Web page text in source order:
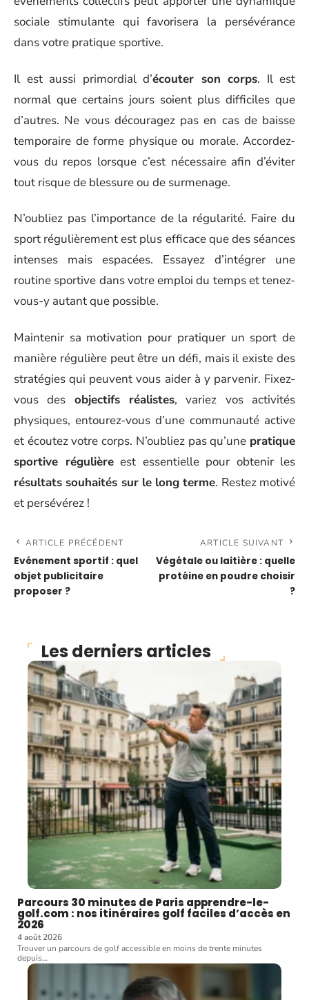
sociale stimulante qui favorisera la persévérance
dans votre pratique sportive.
Il est aussi primordial d’écouter son corps. Il est
normal que certains jours soient plus difficiles que
d’autres. Ne vous découragez pas en cas de baisse
temporaire de forme physique ou morale. Accordez-
vous du repos lorsque c’est nécessaire afin d’éviter
tout risque de blessure ou de surmenage.
N’oubliez pas l’importance de la régularité. Faire du
sport régulièrement est plus efficace que des séances
intenses mais espacées. Essayez d’intégrer une
routine sportive dans votre emploi du temps et tenez-
vous-y autant que possible.
Maintenir sa motivation pour pratiquer un sport de
manière régulière peut être un défi, mais il existe des
stratégies qui peuvent vous aider à y parvenir. Fixez-
vous des objectifs réalistes, variez vos activités
physiques, entourez-vous d’une communauté active
et écoutez votre corps. N’oubliez pas qu’une pratique
sportive régulièreest essentielle pour obtenir les
résultats souhaités sur le long terme. Restez motivé
et persévérez !
ARTICLE PRÉCÉDENT
Evénement sportif : quel
objet publicitaire
proposer ?
ARTICLE SUIVANT
Végétale ou laitière : quelle
protéine en poudre choisir
?
Les derniers articles
Parcours 30 minutes de Paris apprendre-le-
golf.com : nos itinéraires golf faciles d’accès en
2026
4 août 2026
Trouver un parcours de golf accessible en moins de trente minutes
depuis…